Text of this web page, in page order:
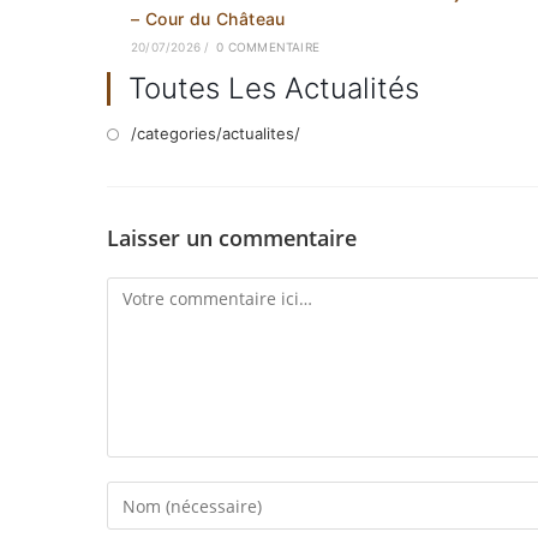
– Cour du Château
20/07/2026 / 0 COMMENTAIRE
Toutes Les Actualités
/categories/actualites/
Laisser un commentaire
Comment
Enter
your